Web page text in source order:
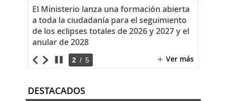
El Gobierno aprueba el proyecto de Ley
que baja las ratios y fija un tope legal a la
jornada lectiva de los docentes
Ver más
3 / 5
DESTACADOS